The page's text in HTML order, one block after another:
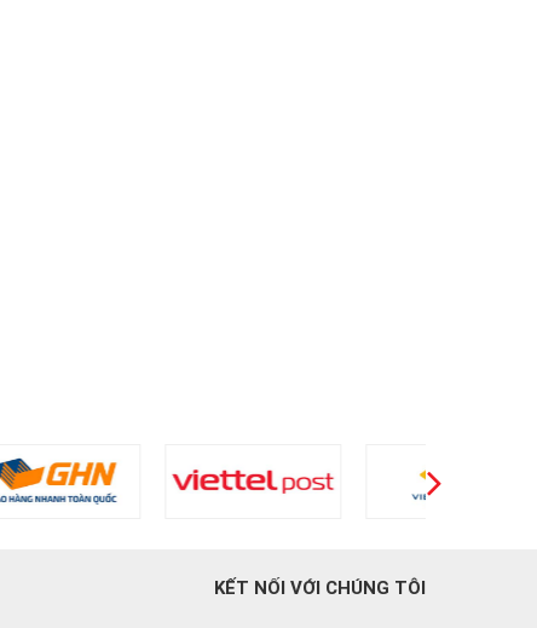
KẾT NỐI VỚI CHÚNG TÔI